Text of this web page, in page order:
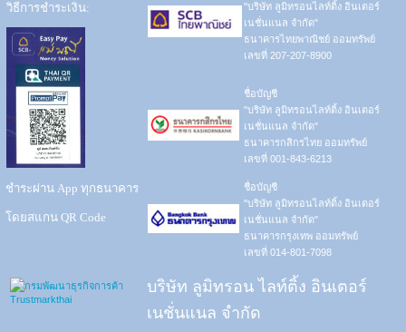
วิธีการชำระเงิน:
ชำระผ่าน App ทุกธนาคาร
โดยสแกน QR Code
"บริษัท ลูมิทรอนไลท์ติ้ง อินเตอร์
เนชั่นแนล จำกัด"
ธนาคารไทยพาณิชย์ ออมทรัพย์
เลขที่ 207-207-8900
ชื่อบัญชี
"บริษัท ลูมิทรอนไลท์ติ้ง อินเตอร์
เนชั่นแนล จำกัด"
ธนาคารกสิกรไทย ออมทรัพย์
เลขที่ 001-843-6213
ชื่อบัญชี
"บริษัท ลูมิทรอนไลท์ติ้ง อินเตอร์
เนชั่นแนล จำกัด"
ธนาคารกรุงเทพ ออมทรัพย์
เลขที่ 014-801-7098
บริษัท ลูมิทรอน ไลท์ติ้ง อินเตอร์
เนชั่นแนล จำกัด